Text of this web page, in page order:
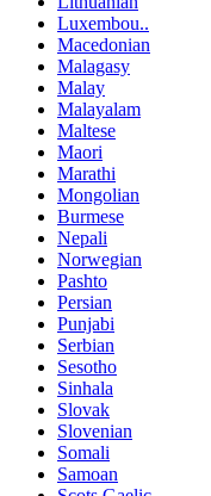
Luxembou..
Macedonian
Malagasy
Malay
Malayalam
Maltese
Maori
Marathi
Mongolian
Burmese
Nepali
Norwegian
Pashto
Persian
Punjabi
Serbian
Sesotho
Sinhala
Slovak
Slovenian
Somali
Samoan